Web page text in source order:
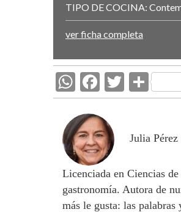
TIPO DE COCINA:
ver ficha completa
W
h
at
s
A
p
p
F
ac
e
b
o
o
k
T
w
er
C
o
p
ti
r
Julia
Licenciada en Ciencias
gastronomía. Autora de
más le gusta: las palabras